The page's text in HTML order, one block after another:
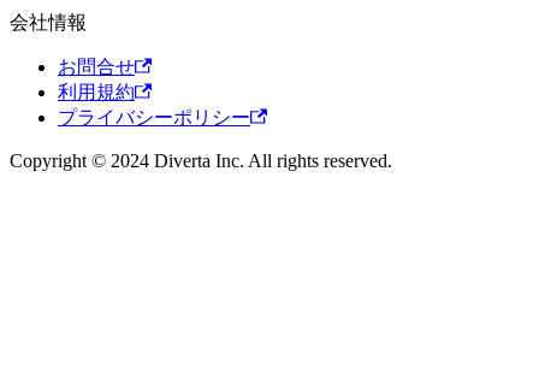
会社情報
お問合せ
利用規約
プライバシーポリシー
Copyright © 2024 Diverta Inc. All rights reserved.